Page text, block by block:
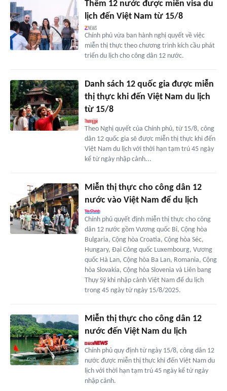
Thêm 12 nước được miễn visa du
lịch đến Việt Nam từ 15/8
Chính phủ vừa ban hành nghị quyết về việc
miễn thị thực theo chương trình kích cầu phát
triển du lịch cho công dân 12 nước.
Danh sách 12 quốc gia được miễn
thị thực khi đến Việt Nam du lịch
từ 15/8
Theo Nghị quyết của Chính phủ, từ 15/8, công
dân 12 quốc gia sẽ được miễn thị thực khi đến
Việt Nam du lịch với thời hạn tạm trú 45 ngày
kể từ ngày nhập cảnh...
Miễn thị thực cho công dân 12
nước vào Việt Nam để du lịch
Chính phủ quyết định miễn thị thực cho công
dân 12 nước gồm Vương quốc Bỉ, Cộng hòa
Bulgaria, Cộng hòa Croatia, Cộng hòa Séc,
Hungary, Đại Công quốc Luxembourg, Vương
quốc Hà Lan, Cộng hòa Ba Lan, Romania, Cộng
hòa Slovakia, Cộng hòa Slovenia và Liên bang
Thụy Sỹ khi nhập cảnh Việt Nam để du lịch
trong 45 ngày từ ngày 15/8/2025.
Miễn thị thực cho công dân 12
nước đến Việt Nam du lịch
Chính phủ quy định từ ngày 15/8, công dân 12
nước được miễn thị thực khi đến Việt Nam du
lịch với thời hạn tạm trú 45 ngày kể từ ngày
nhập cảnh.